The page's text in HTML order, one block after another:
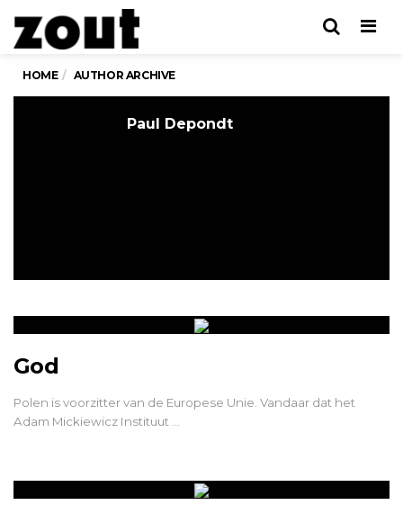
HOME AUTHOR ARCHIVE
Paul Depondt
God
Polen is voorzitter van de Europese Unie. Vandaar dat het
Adam Mickiewicz Instituut …